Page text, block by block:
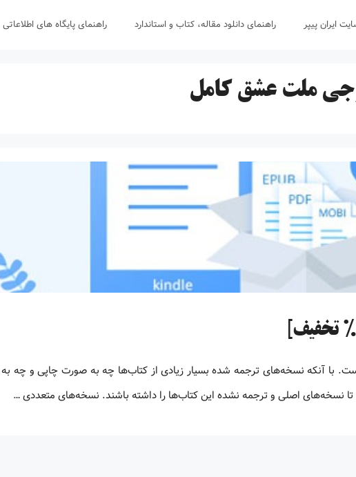
ایران پیپر راهنمای دانلود مقاله، کتاب و استاندارد راهنمای پایگاه های اطلاعاتی
ملت عشق کامل
تا نسخه‌های اصلی و ترجمه نشده این کتاب‌ها را داشته باشند. نسخه‌های متعددی …